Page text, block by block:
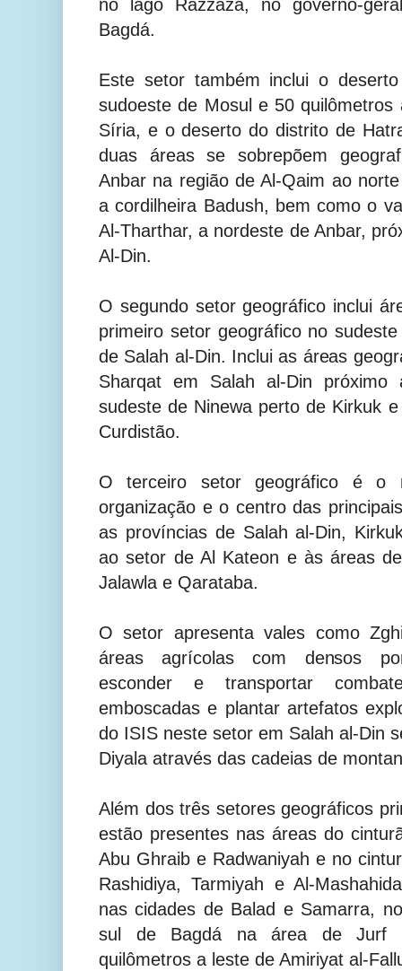
no lago Razzaza, no governo-
Bagdá.
Este setor também inclui o
sudoeste de Mosul e 50
Síria, e o deserto do distrito de
duas áreas se sobrepõem
Anbar na região de Al-Qaim ao
a cordilheira Badush, bem como o
Al-Tharthar, a nordeste de Anbar,
Al-Din.
O segundo setor geográfico inclui
primeiro setor geográfico no
de Salah al-Din. Inclui as áreas
Sharqat em Salah al-Din
sudeste de Ninewa perto de Kirkuk
Curdistão.
O terceiro setor geográfico é o
organização e o centro das
as províncias de Salah al-Din,
ao setor de Al Kateon e às áreas
Jalawla e Qarataba.
O setor apresenta vales como
áreas agrícolas com densos
esconder e transportar
emboscadas e plantar artefatos
do ISIS neste setor em Salah al-Din
Diyala através das cadeias de
Além dos três setores geográficos
estão presentes nas áreas do
Abu Ghraib e Radwaniyah e no
Rashidiya, Tarmiyah e Al-
nas cidades de Balad e Samarra,
sul de Bagdá na área de Jurf
quilômetros a leste de Amiriyat al-